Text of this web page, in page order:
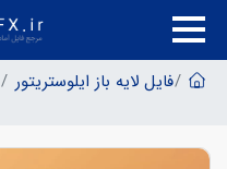
فایل لایه باز ایلوستریتور